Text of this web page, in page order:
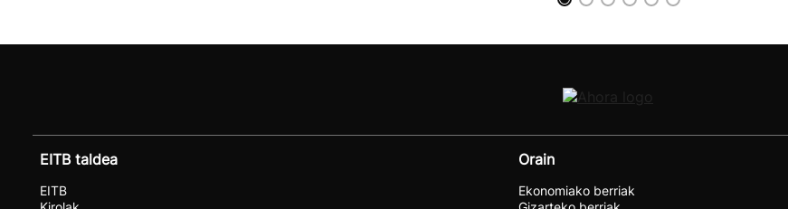
EITB taldea
EITB
Orain
Ekonomiako berriak